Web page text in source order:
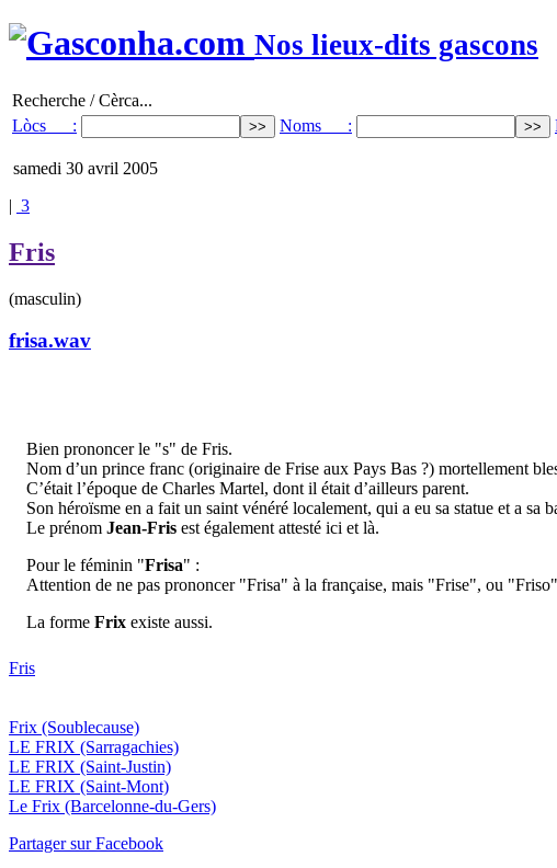
Nos lieux-dits gascons
Recherche / Cèrca...
Lòcs :
Noms :
samedi 30 avril 2005
| 3
Fris
(masculin)
frisa.wav
Bien prononcer le "s" de Fris.
Nom d’un prince franc (originaire de Frise aux Pays Bas ?) mortellement
C’était l’époque de Charles Martel, dont il était d’ailleurs parent.
Son héroïsme en a fait un saint vénéré localement, qui a eu sa statue et a sa
Le prénom Jean-Fris est également attesté ici et là.
Pour le féminin "Frisa" :
Attention de ne pas prononcer "Frisa" à la française, mais "Frise", ou "Friso"
La forme Frix existe aussi.
Fris
Frix (Soublecause)
LE FRIX (Sarragachies)
LE FRIX (Saint-Justin)
LE FRIX (Saint-Mont)
Le Frix (Barcelonne-du-Gers)
Partager sur Facebook